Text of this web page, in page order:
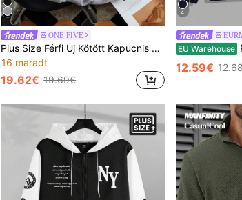
ONE FIVE
Plus Size Férfi Új Kötött Kapucnis Pulóver, 250g Kefélt Anyag, Érdekes Emo Stílusú Fekete Kapucnis Pulóver Angol Grafikai Nyomattal, Y2K Fashion, Mindennapi Viseletre Alkalmas
16 maradt
19.62€ 19.69€
4
EU Warehouse
12.59€